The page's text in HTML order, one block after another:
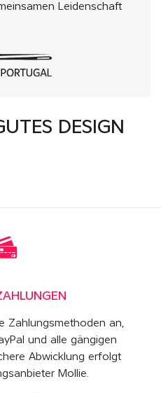
Leidenschaft
DESIGN
Zahlungsmethoden an,
und alle gängigen
Abwicklung erfolgt
Mollie.